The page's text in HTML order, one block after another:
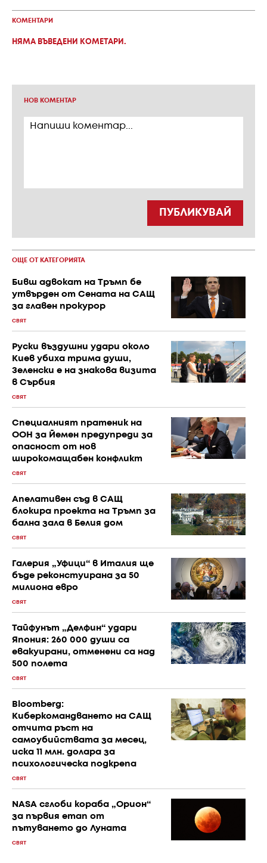
КОМЕНТАРИ
НЯМА ВЪВЕДЕНИ КОМЕТАРИ.
НОВ КОМЕНТАР
ПУБЛИКУВАЙ
ОЩЕ ОТ КАТЕГОРИЯТА
Бивш адвокат на Тръмп бе
утвърден от Сената на САЩ
за главен прокурор
СВЯТ
Руски въздушни удари около
Киев убиха трима души,
Зеленски е на знакова визита
в Сърбия
СВЯТ
Специалният пратеник на
ООН за Йемен предупреди за
опасност от нов
широкомащабен конфликт
СВЯТ
Апелативен съд в САЩ
блокира проекта на Тръмп за
бална зала в Белия дом
СВЯТ
Галерия „Уфици“ в Италия ще
бъде реконстуирана за 50
милиона евро
СВЯТ
Тайфунът „Делфин“ удари
Япония: 260 000 души са
евакуирани, отменени са над
500 полета
СВЯТ
Bloomberg:
Киберкомандването на САЩ
отчита ръст на
самоубийствата за месец,
иска 11 млн. долара за
психологическа подкрепа
СВЯТ
NASA сглоби кораба „Орион“
за първия етап от
пътуването до Луната
СВЯТ